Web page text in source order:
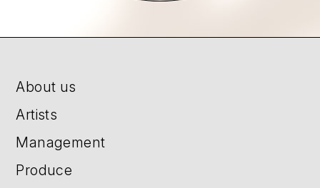
About us
Artists
Management
Produce